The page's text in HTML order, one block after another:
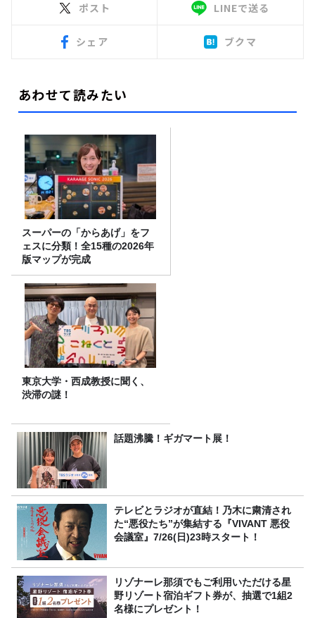
ポスト LINEで送る
シェア ブクマ
あわせて読みたい
スーパーの「からあげ」をフ
ェスに分類！全15種の2026年
版マップが完成
東京大学・西成教授に聞く、
渋滞の謎！
話題沸騰！ギガマート展！
テレビとラジオが直結！乃木に粛清され
た“悪役たち”が集結する『VIVANT 悪役
会議室』7/26(日)23時スタート！
リゾナーレ那須でもご利用いただける星
野リゾート宿泊ギフト券が、抽選で1組2
名様にプレゼント！